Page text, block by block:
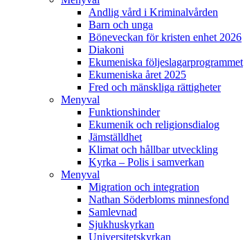
Andlig vård i Kriminalvården
Barn och unga
Böneveckan för kristen enhet 2026
Diakoni
Ekumeniska följeslagarprogrammet
Ekumeniska året 2025
Fred och mänskliga rättigheter
Menyval
Funktionshinder
Ekumenik och religionsdialog
Jämställdhet
Klimat och hållbar utveckling
Kyrka – Polis i samverkan
Menyval
Migration och integration
Nathan Söderbloms minnesfond
Samlevnad
Sjukhuskyrkan
Universitetskyrkan